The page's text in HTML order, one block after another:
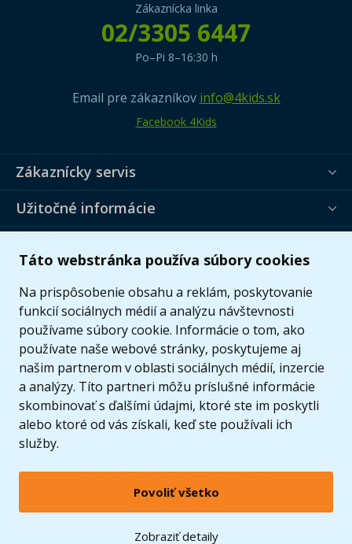
Táto webstránka používa súbory cookies
Na prispôsobenie obsahu a reklám, poskytovanie
funkcií sociálnych médií a analýzu návštevnosti
používame súbory cookie. Informácie o tom, ako
používate naše webové stránky, poskytujeme aj
našim partnerom v oblasti sociálnych médií, inzercie
a analýzy. Títo partneri môžu príslušné informácie
skombinovať s ďalšími údajmi, ktoré ste im poskytli
alebo ktoré od vás získali, keď ste používali ich
služby.
Povoliť všetko
Zobraziť detaily
Zákaznícka linka
02/3305 6447
Po–Pi 8–16:30 h
Email pre zákazníkov info@4kids.sk
Facebook 4Kids
Zákaznícky servis
Užitočné informácie
© 2005 - 2026 Copyright 4kids.sk
LEGO, logo LEGO a minifigúrka sú ochrannými známkami spoločnosti LEGO Group. ©